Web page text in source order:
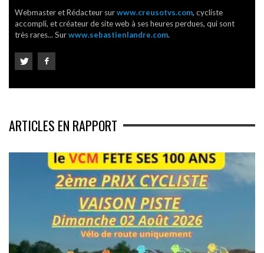
Webmaster et Rédacteur surwww.creusotvs.com, cycliste
accompli, et créateur de site web à ses heures perdues, qui sont
très rares... Surwww.sebastienlandre.com.
ARTICLES EN RAPPORT